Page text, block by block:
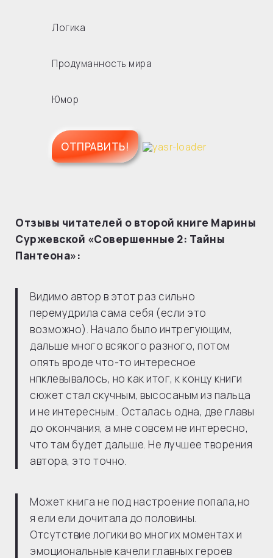
Логика
Продуманность мира
Юмор
Отзывы читателей о второй книге Марины
Суржевской «Совершенные 2: Тайны
Пантеона»:
Видимо автор в этот раз сильно
перемудрила сама себя (если это
возможно). Начало было интрегующим,
дальше много всякого разного, потом
опять вроде что-то интересное
нпклевывалось, но как итог, к концу книги
сюжет стал скучным, высосаным из пальца
и не интересным.. Осталась одна, две главы
до окончания, а мне совсем не интересно,
что там будет дальше. Не лучшее творения
автора, это точно.
Может книга не под настроение попала,но
я ели ели дочитала до половины.
Отсутствие логики во многих моментах и
эмоциональные качели главных героев